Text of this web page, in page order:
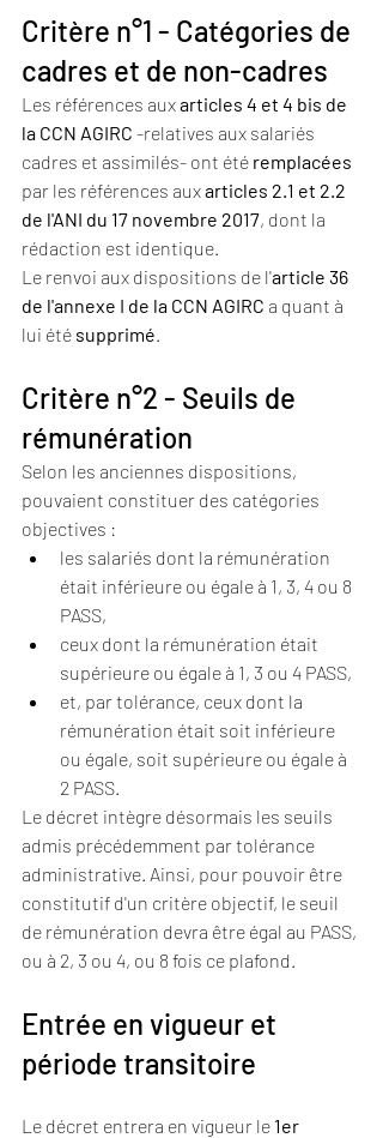
Critère n°1 - Catégories de
cadres et de non-cadres
Les références aux articles 4 et 4 bis de
la CCN AGIRC -relatives aux salariés
cadres et assimilés- ont été remplacées
par les références aux articles 2.1 et 2.2
de l'ANI du 17 novembre 2017, dont la
rédaction est identique.
Le renvoi aux dispositions de l'article 36
de l'annexe I de la CCN AGIRC a quant à
lui été supprimé.
Critère n°2 - Seuils de
rémunération
Selon les anciennes dispositions,
pouvaient constituer des catégories
objectives :
les salariés dont la rémunération
était inférieure ou égale à 1, 3, 4 ou 8
PASS,
ceux dont la rémunération était
supérieure ou égale à 1, 3 ou 4 PASS,
et, par tolérance, ceux dont la
rémunération était soit inférieure
ou égale, soit supérieure ou égale à
2 PASS.
Le décret intègre désormais les seuils
admis précédemment par tolérance
administrative. Ainsi, pour pouvoir être
constitutif d'un critère objectif, le seuil
de rémunération devra être égal au PASS,
ou à 2, 3 ou 4, ou 8 fois ce plafond.
Entrée en vigueur et
période transitoire
Le décret entrera en vigueur le 1er